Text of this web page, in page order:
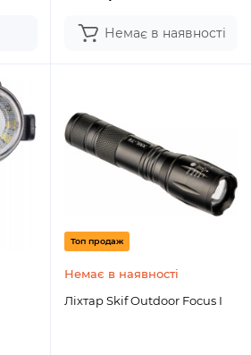
Немає в наявності
Топ продаж
Немає в наявності
Ліхтар Skif Outdoor Focus I